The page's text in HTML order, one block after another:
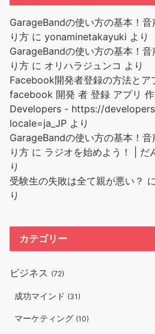
GarageBandの使い方の基本！
り方 に yonaminetakayuki より
GarageBandの使い方の基本！
り方 に オリハラジュンコ より
Facebook開発者登録の方法とア
facebook 開発 者 登録 アプリ
Developers - https://
locale=ja_JP より
GarageBandの使い方の基本！
り方 に ラジオを始めよう！ | だ
り
受験生の失敗は全て親が悪い？ に
り
カテゴリー
ビジネス (72)
成功マインド (31)
マーケティング (10)